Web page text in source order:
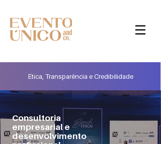
Ética, Transparência e Credibilidade
Consultoria
empresarial e
desenvolvimento